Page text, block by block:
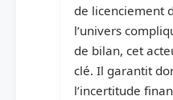
de licenciement
l’univers
de bilan, cet
clé. Il garantit
l’incertitude